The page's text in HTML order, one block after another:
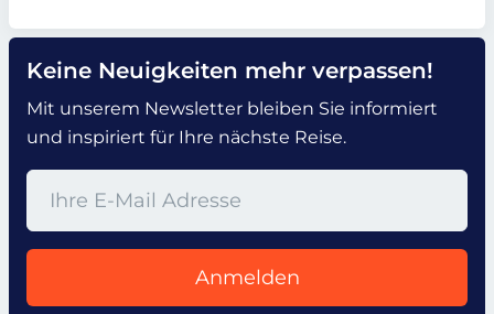
Keine Neuigkeiten mehr verpassen!
Mit unserem Newsletter bleiben Sie informiert
und inspiriert für Ihre nächste Reise.
Anmelden